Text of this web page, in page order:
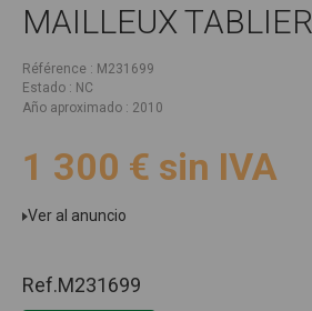
MAILLEUX TABLIER
Référence
M231699
Estado
NC
Año aproximado
2010
1 300 € sin IVA
Ver al anuncio
Ref.M231699